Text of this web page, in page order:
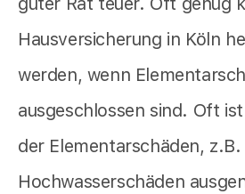
Hausversicherung in Köln
werden, wenn
ausgeschlossen sind. Oft
der Elementarschäden, z.B.
Hochwasserschäden